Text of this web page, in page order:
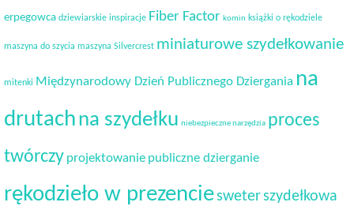
erpegowca dziewiarskie inspiracje Fiber Factor komin książki o rękodziele
maszyna do szycia maszyna Silvercrest miniaturowe szydełkowanie
mitenki Międzynarodowy Dzień Publicznego Dziergania na
drutachna szydełku niebezpieczne narzędzia proces
twórczy projektowanie publiczne dzierganie
rękodzieło w prezenciesweterszydełkowa